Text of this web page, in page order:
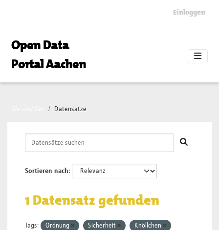
Einloggen
Open Data
Portal Aachen
Datensätze
Sortieren nach
1 Datensatz gefunden
Tags: Ordnung Sicherheit Knöllchen